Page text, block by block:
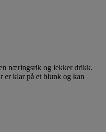
næringsrik og lekker drikk.
er klar på et blunk og kan